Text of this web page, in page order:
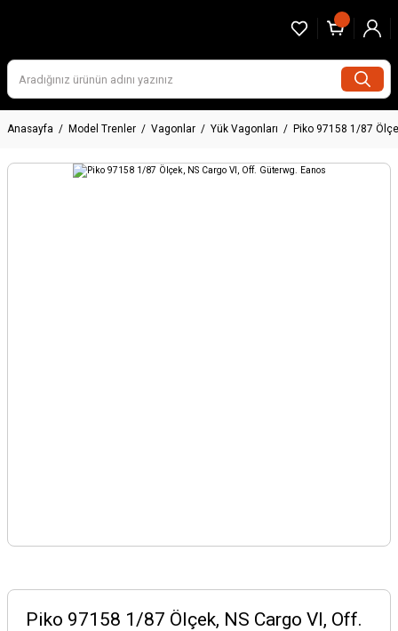
Anasayfa Model Trenler Vagonlar Yük Vagonları Piko 97158 1/87
Piko 97158 1/87 Ölçek, NS Cargo VI, Off.